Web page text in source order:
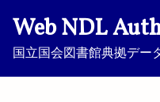
Web NDL
国立国会図書館典拠デー